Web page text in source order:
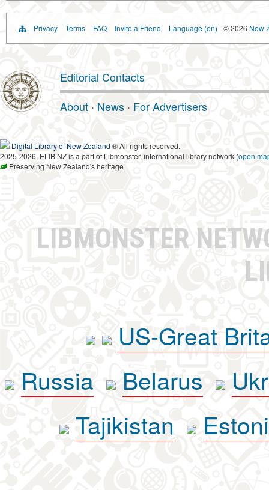
Privacy Terms FAQ Invite a Friend Language (en) © 2026 New
Editorial Contacts
About · News · For Advertisers
Digital Library of New Zealand ® All rights reserved.
2025-2026, ELIB.NZ is a part of Libmonster, international library network (open
Preserving New Zealand's heritage
LIBMONSTER
US-Great
Russia
Belarus
Tajikistan